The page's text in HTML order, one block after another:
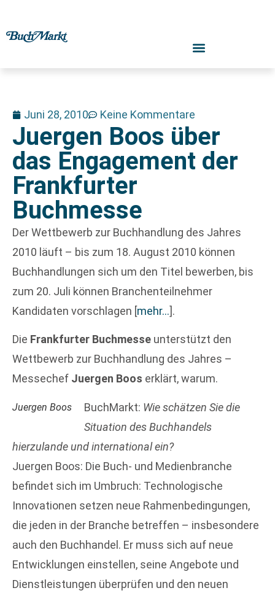
Juni 28, 2010 Keine Kommentare
Juergen Boos über
das Engagement der
Frankfurter
Buchmesse
Der Wettbewerb zur Buchhandlung des Jahres
2010 läuft – bis zum 18. August 2010 können
Buchhandlungen sich um den Titel bewerben, bis
zum 20. Juli können Branchenteilnehmer
Kandidaten vorschlagen [mehr…].
Die Frankfurter Buchmesse unterstützt den
Wettbewerb zur Buchhandlung des Jahres –
Messechef Juergen Boos erklärt, warum.
Juergen Boos BuchMarkt: Wie schätzen Sie die
Situation des Buchhandels
hierzulande und international ein?
Juergen Boos: Die Buch- und Medienbranche
befindet sich im Umbruch: Technologische
Innovationen setzen neue Rahmenbedingungen,
die jeden in der Branche betreffen – insbesondere
auch den Buchhandel. Er muss sich auf neue
Entwicklungen einstellen, seine Angebote und
Dienstleistungen überprüfen und den neuen